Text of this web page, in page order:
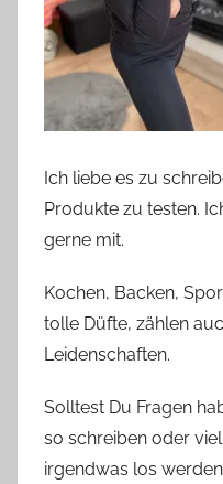
Ich liebe es zu
Produkte zu testen.
gerne mit.
Kochen, Backen,
tolle Düfte, zählen
Leidenschaften.
Solltest Du Fragen
so schreiben oder
irgendwas los